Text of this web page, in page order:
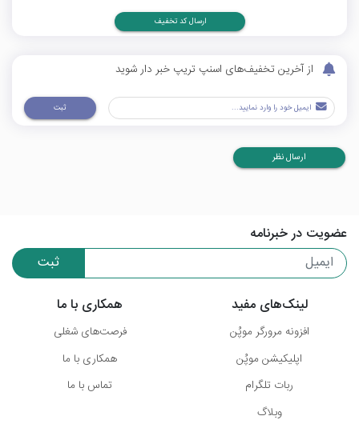
ارسال کد تخفیف
از آخرین تخفیف‌های اسنپ تریپ خبر دار شوید
ثبت
ارسال نظر
عضویت در خبرنامه
ثبت
لینک‌های مفید
افزونه مرورگر موپُن
اپلیکیشن موپُن
ربات تلگرام
وبلاگ
همکاری با ما
فرصت‌های شغلی
همکاری با ما
تماس با ما